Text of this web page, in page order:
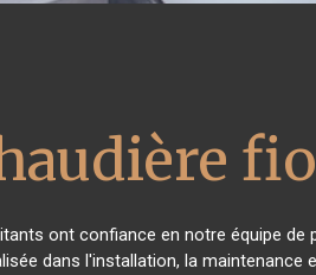
ont confiance en notre équipe
dans l'installation, la